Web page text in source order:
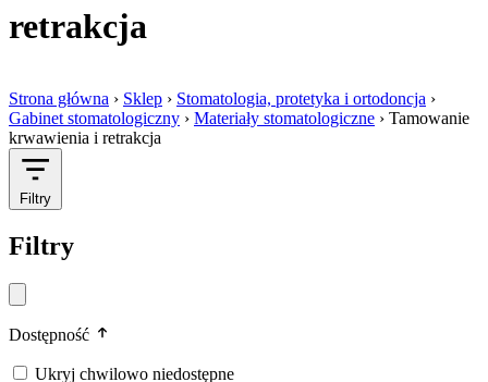
retrakcja
Strona główna › Sklep › Stomatologia, protetyka i ortodoncja ›
Gabinet stomatologiczny › Materiały stomatologiczne › Tamowanie
krwawienia i retrakcja
Filtry
Filtry
Dostępność
Ukryj chwilowo niedostępne